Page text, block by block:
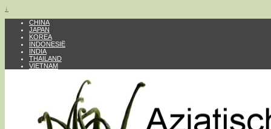
↓
CHINA
JAPAN
KOREA
INDONESIË
INDIA
THAILAND
VIETNAM